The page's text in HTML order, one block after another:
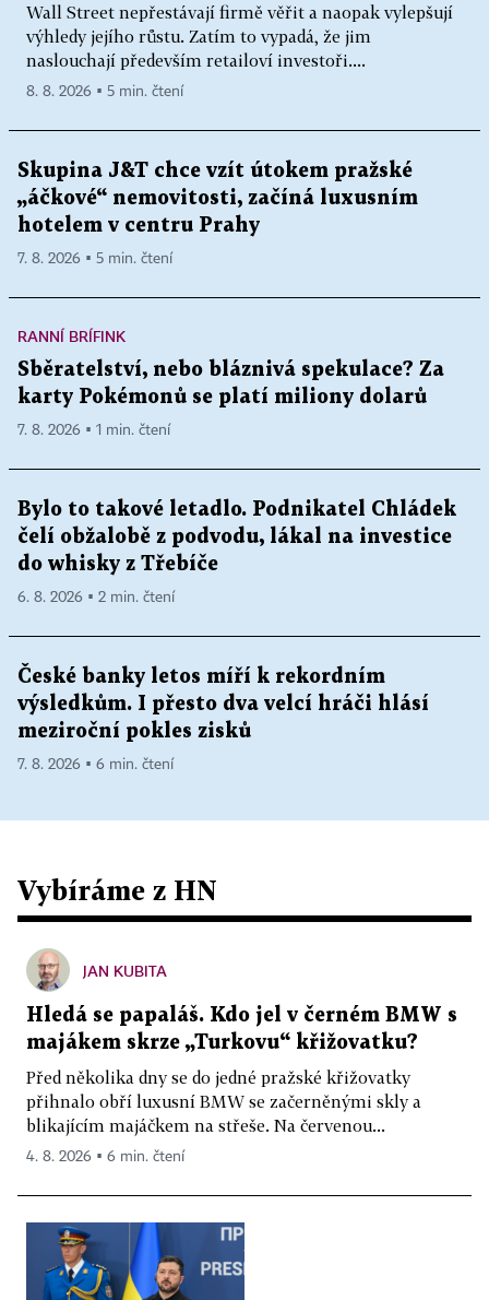
Wall Street nepřestávají firmě věřit a naopak vylepšují
výhledy jejího růstu. Zatím to vypadá, že jim
naslouchají především retailoví investoři....
8. 8. 2026 ▪ 5 min. čtení
Skupina J&T chce vzít útokem pražské
„áčkové“ nemovitosti, začíná luxusním
hotelem v centru Prahy
7. 8. 2026 ▪ 5 min. čtení
RANNÍ BRÍFINK
Sběratelství, nebo bláznivá spekulace? Za
karty Pokémonů se platí miliony dolarů
7. 8. 2026 ▪ 1 min. čtení
Bylo to takové letadlo. Podnikatel Chládek
čelí obžalobě z podvodu, lákal na investice
do whisky z Třebíče
6. 8. 2026 ▪ 2 min. čtení
České banky letos míří k rekordním
výsledkům. I přesto dva velcí hráči hlásí
meziroční pokles zisků
7. 8. 2026 ▪ 6 min. čtení
Vybíráme z HN
JAN KUBITA
Hledá se papaláš. Kdo jel v černém BMW s
majákem skrze „Turkovu“ křižovatku?
Před několika dny se do jedné pražské křižovatky
přihnalo obří luxusní BMW se začerněnými skly a
blikajícím majáčkem na střeše. Na červenou...
4. 8. 2026 ▪ 6 min. čtení